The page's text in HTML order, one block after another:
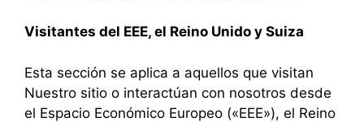
Visitantes del EEE, el Reino Unido y Suiza
Esta sección se aplica a aquellos que visitan
Nuestro sitio o interactúan con nosotros desde
el Espacio Económico Europeo («EEE»), el Reino